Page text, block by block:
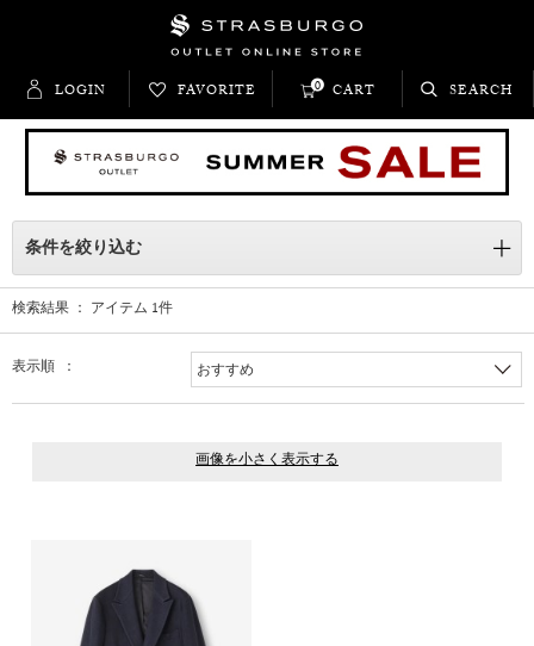
LOGIN FAVORITE CART
0 SEARCH
条件を絞り込む
検索結果 ： アイテム 1件
表示順 ：